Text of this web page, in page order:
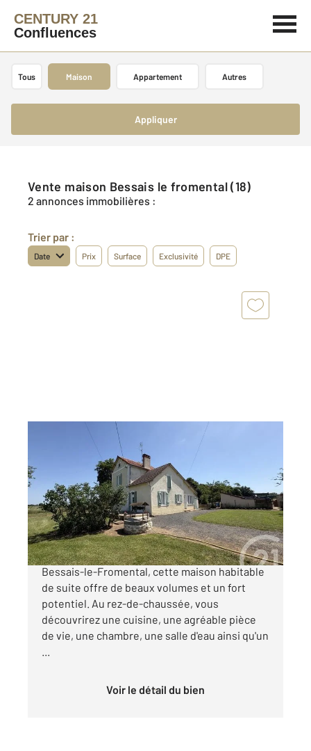
CENTURY 21
Confluences
Tous Maison Appartement Autres
Appliquer
Vente maison Bessais le fromental (18)
2 annonces immobilières :
Trier par :
Date Prix Surface Exclusivité DPE
BESSAIS LE FROMENTAL 18
, 6 pièces
Maison à vendre
142 000 €
Située dans un environnement calme de
Bessais-le-Fromental, cette maison habitable
de suite offre de beaux volumes et un fort
potentiel. Au rez-de-chaussée, vous
découvrirez une cuisine, une agréable pièce
de vie, une chambre, une salle d'eau ainsi qu'un
...
Voir le détail du bien